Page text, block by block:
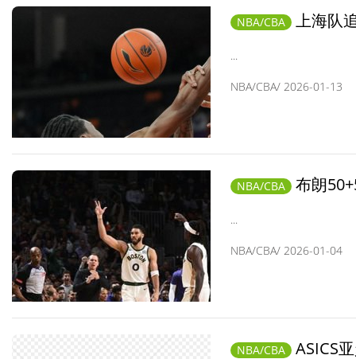
NBA/CBA
上海队
...
NBA/CBA/ 2026-01-13
NBA/CBA 布朗
...
NBA/CBA/ 2026-01-04
NBA/CBA ASICS